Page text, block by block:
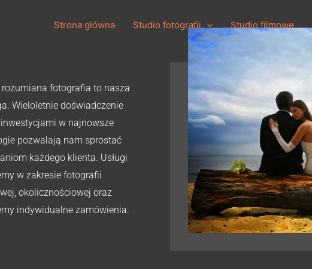
Strona główna Studio fotografii Studio filmowe
szeroko rozumianej
powstawania materiałów
rozumiana fotografia to nasza
Wieloletnie doświadczenie
w najnowsze
pozwalają nam sprostać
każdego klienta. Usługi
w zakresie fotografii
okolicznościowej oraz
indywidualne zamówienia.